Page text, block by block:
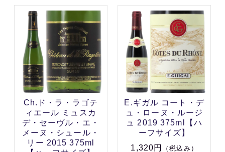
Ch.ド・ラ・ラゴテ
ィエール ミュスカ
デ・セーヴル・エ・
メーヌ・シュール・
リー 2015 375ml
E.ギガル コート・デ
ュ・ローヌ・ルージ
ュ 2019 375ml【ハ
ーフサイズ】
1,320円
（税込み）